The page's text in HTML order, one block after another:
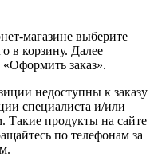
магазине выберите
в корзину. Далее
заказ».
недоступны к заказу
специалиста и/или
Такие продукты на сайте
по телефонам за